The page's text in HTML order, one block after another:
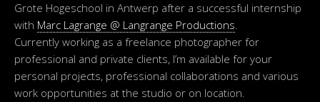
Grote Hogeschool in Antwerp after a successful internship
with Marc Lagrange @ Langrange Productions.
Currently working as a freelance photographer for
professional and private clients, I’m available for your
personal projects, professional collaborations and various
work opportunities at the studio or on location.